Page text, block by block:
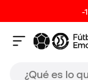
-